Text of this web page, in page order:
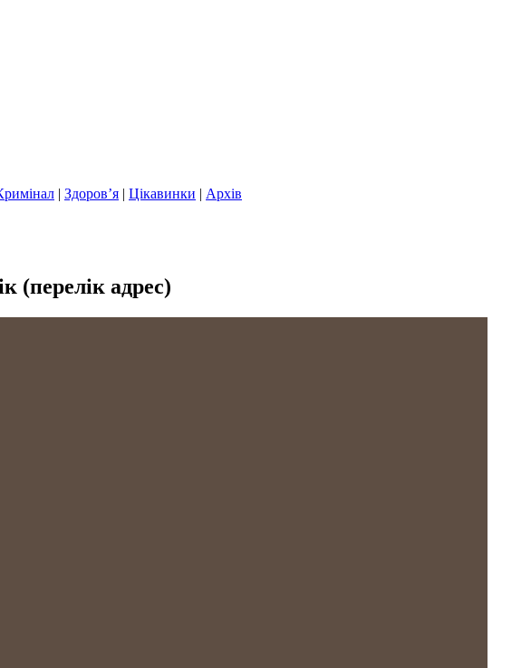
| Здоров’я | Цікавинки | Архів
(перелік адрес)